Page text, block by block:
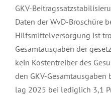
GKV-
Daten der WvD-Broschüre
Hilfsmittelversorgung ist
Gesamtausgaben der
kein Kostentreiber des
den GKV-
lag 2025 bei lediglich 3,1